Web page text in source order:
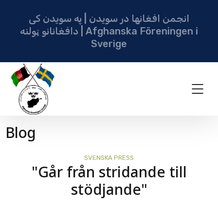
انجمن افغانها در سویدن | په سویدن کی
دافغانانو ټولنه | Afghanska Föreningen i
Sverige
Blog
SVENSKA PRESS
"Går från stridande till
stödjande"